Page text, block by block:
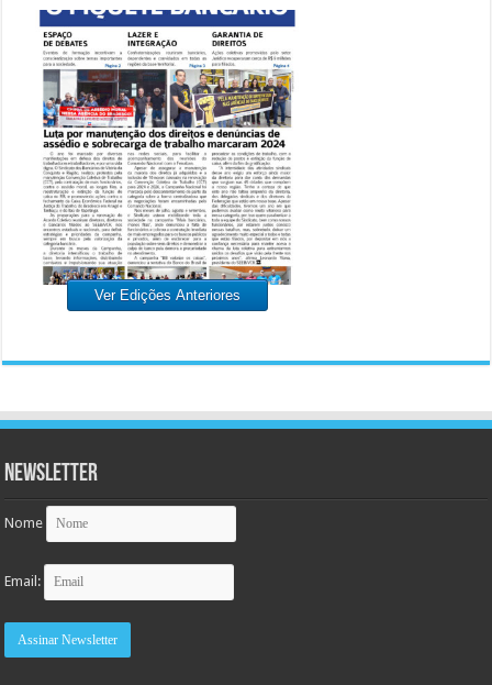
Ver Edições Anteriores
Newsletter
Nome
Email: